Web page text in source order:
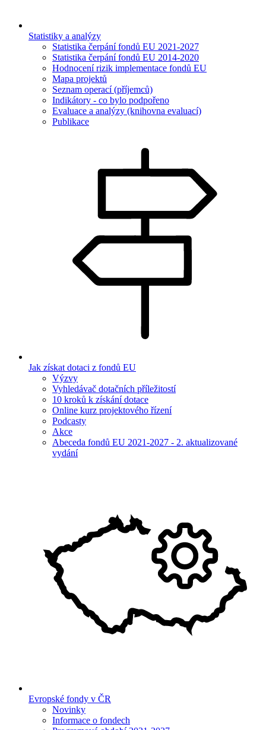
Statistiky a analýzy
Statistika čerpání fondů EU 2021-2027
Statistika čerpání fondů EU 2014-2020
Hodnocení rizik implementace fondů EU
Mapa projektů
Seznam operací (příjemců)
Indikátory - co bylo podpořeno
Evaluace a analýzy (knihovna evaluací)
Publikace
Jak získat dotaci z fondů EU
Výzvy
Vyhledávač dotačních příležitostí
10 kroků k získání dotace
Online kurz projektového řízení
Podcasty
Akce
Abeceda fondů EU 2021-2027 - 2. aktualizované
vydání
Evropské fondy v ČR
Novinky
Informace o fondech